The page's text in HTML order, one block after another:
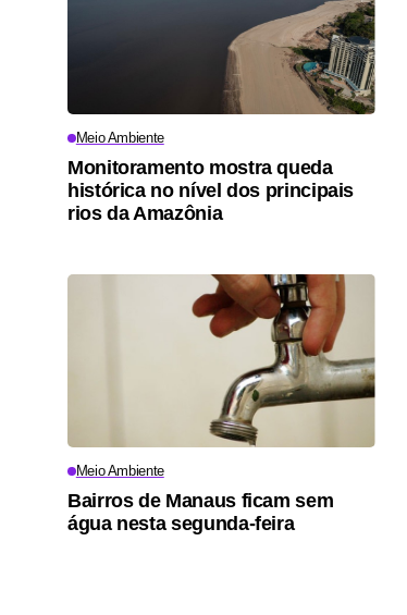
Meio Ambiente
Monitoramento mostra queda
histórica no nível dos principais
rios da Amazônia
Meio Ambiente
Bairros de Manaus ficam sem
água nesta segunda-feira